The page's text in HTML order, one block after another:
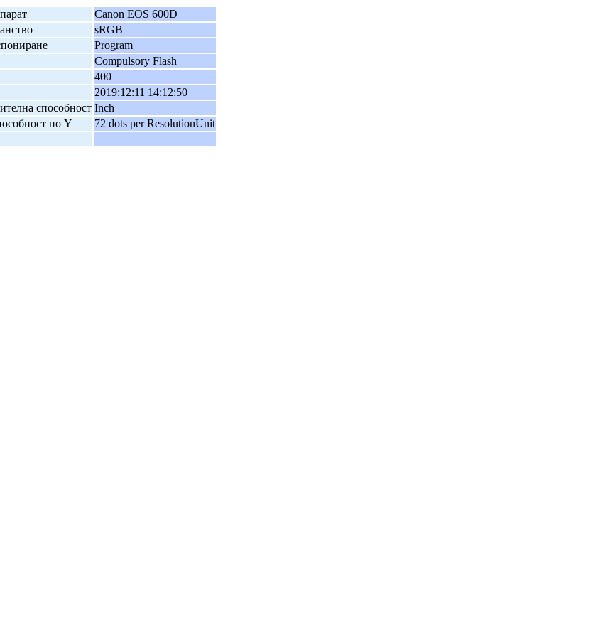
Canon EOS 600D
sRGB
Program
Compulsory Flash
400
2019:12:11 14:12:50
способност Inch
по Y
72 dots per ResolutionUnit